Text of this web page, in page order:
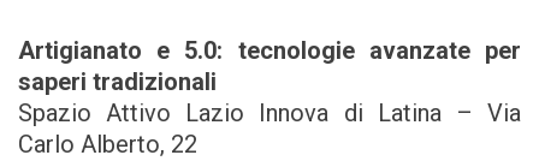
Artigianato e 5.0: tecnologie avanzate per
saperi tradizionali
Spazio Attivo Lazio Innova di Latina – Via
Carlo Alberto, 22